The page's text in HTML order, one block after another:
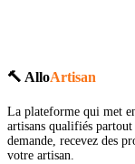
🔨 AlloArtisan
La plateforme qui met
artisans qualifiés
demande, recevez des
votre artisan.